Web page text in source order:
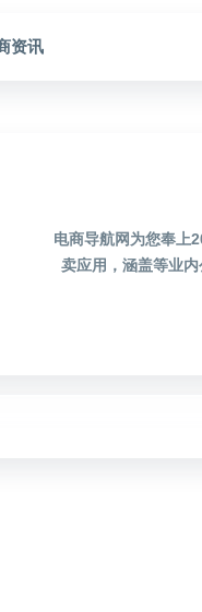
资讯
电商导航网为您奉上
卖应用，涵盖等业